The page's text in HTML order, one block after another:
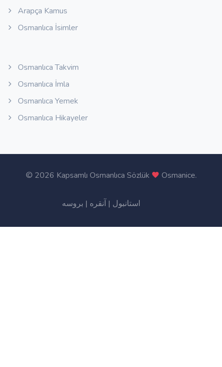
Arapça Kamus
Osmanlıca İsimler
Osmanlıca Takvim
Osmanlıca İmla
Osmanlıca Yemek
Osmanlıca Hikayeler
© 2026 Kapsamlı Osmanlıca Sözlük Osmanice.
استانبول | آنقره | بروسه